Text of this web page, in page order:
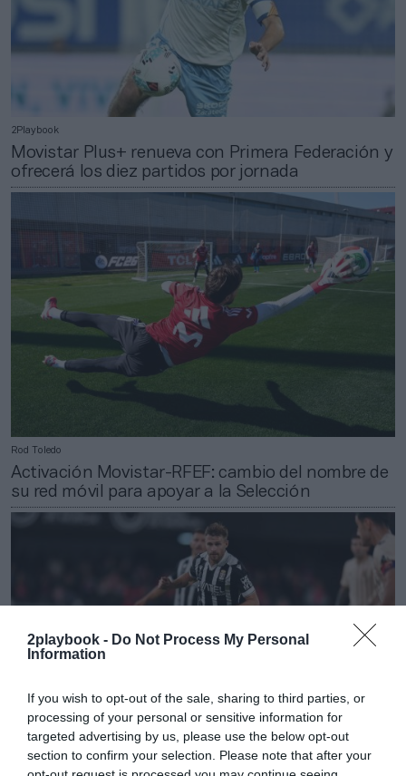
2playbook - Do Not Process My Personal
Information
If you wish to opt-out of the sale, sharing to third parties, or
processing of your personal or sensitive information for
targeted advertising by us, please use the below opt-out
section to confirm your selection. Please note that after your
2Playbook
Movistar Plus+ renueva con Primera Federación y
ofrecerá los diez partidos por jornada
Rod Toledo
Activación Movistar-RFEF: cambio del nombre de
su red móvil para apoyar a la Selección
2Playbook